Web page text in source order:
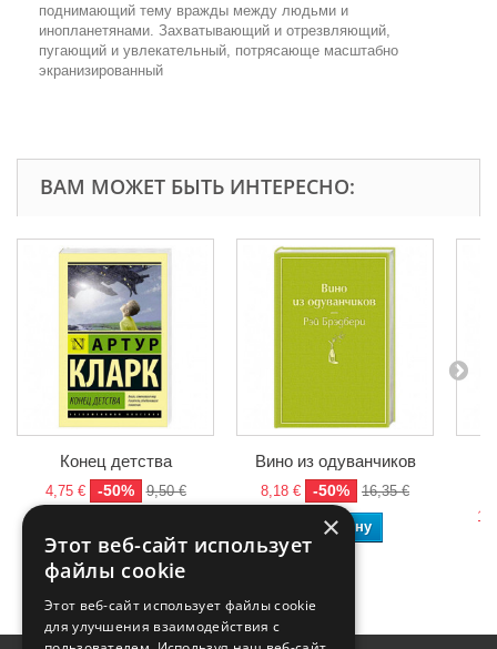
поднимающий тему вражды между людьми и
инопланетянами. Захватывающий и отрезвляющий,
пугающий и увлекательный, потрясающе масштабно
экранизированный
ВАМ МОЖЕТ БЫТЬ ИНТЕРЕСНО:
Конец детства
4,75 € -50% 9,50 €
Вино из одуванчиков
8,18 € -50% 16,35 €
В корзину
×
Этот веб-сайт использует
файлы cookie
Этот веб-сайт использует файлы cookie
для улучшения взаимодействия с